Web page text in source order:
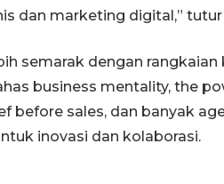
dan marketing digital,”
semarak dengan
business mentality, the
before sales, dan banyak
inovasi dan kolaborasi.